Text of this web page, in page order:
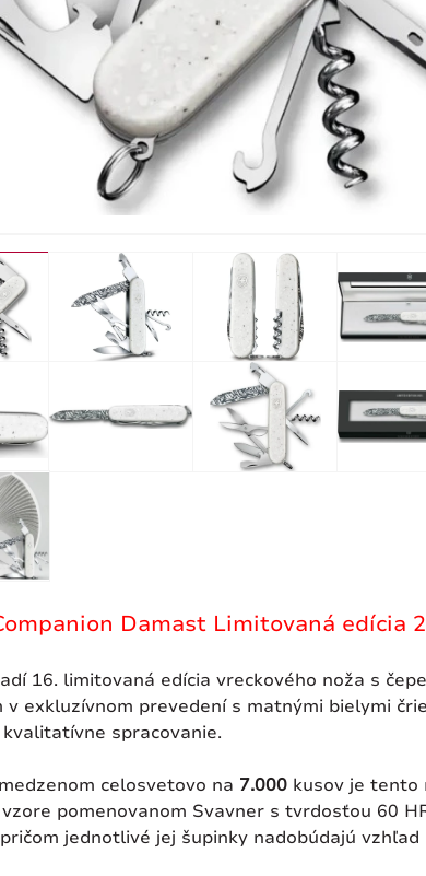
Damast Limitovaná edícia
16. limitovaná edícia vreckového noža s
v exkluzívnom prevedení s matnými bielymi
spracovanie.
celosvetovo na 7.000 kusov je tento
pomenovanom Svavner s tvrdosťou 60
jednotlivé jej šupinky nadobúdajú